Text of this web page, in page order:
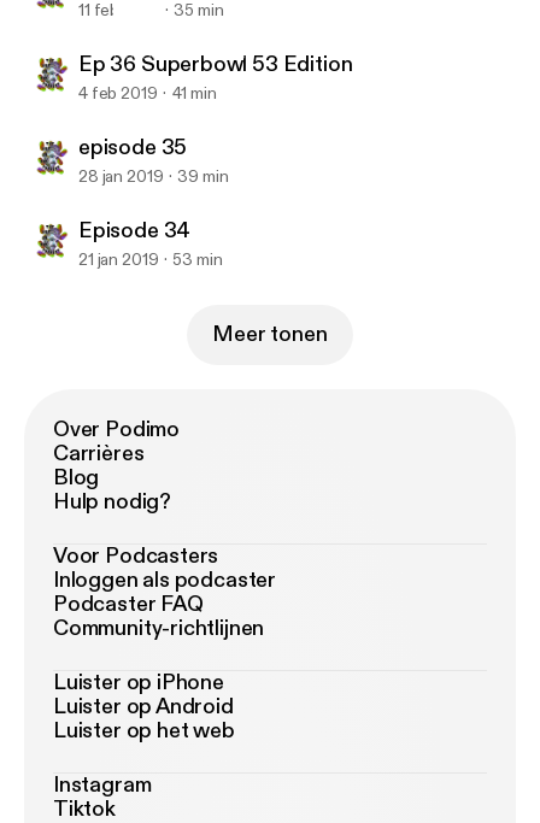
Not So Bad Podcast
11 feb 2019 35 min
Ep 36 Superbowl 53 Edition
4 feb 2019 41 min
episode 35
28 jan 2019 39 min
Episode 34
21 jan 2019 53 min
Meer tonen
Over Podimo
Carrières
Blog
Hulp nodig?
Voor Podcasters
Inloggen als podcaster
Podcaster FAQ
Community-richtlijnen
Luister op iPhone
Luister op Android
Luister op het web
Instagram
Tiktok